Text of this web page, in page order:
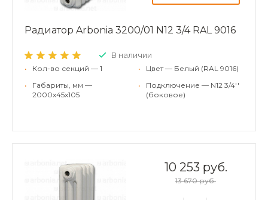
Радиатор Arbonia 3200/01 N12 3/4 RAL 9016
В наличии
•
Кол-во секций — 1
•
Габариты, мм —
2000x45x105
•
Цвет — Белый (RAL 9016)
•
Подключение — N12 3/4''
(боковое)
10 253 руб.
13 670 руб.